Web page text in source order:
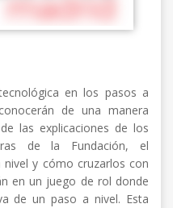
en los pasos a
de una manera
las explicaciones de los
de la Fundación, el
y cómo cruzarlos con
en un juego de rol donde
de un paso a nivel. Esta